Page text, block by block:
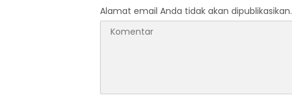
Alamat email Anda tidak akan dipublikasikan.